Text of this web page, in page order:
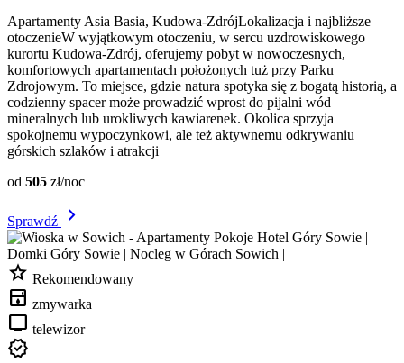
Apartamenty Asia Basia, Kudowa-ZdrójLokalizacja i najbliższe
otoczenieW wyjątkowym otoczeniu, w sercu uzdrowiskowego
kurortu Kudowa-Zdrój, oferujemy pobyt w nowoczesnych,
komfortowych apartamentach położonych tuż przy Parku
Zdrojowym. To miejsce, gdzie natura spotyka się z bogatą historią, a
codzienny spacer może prowadzić wprost do pijalni wód
mineralnych lub urokliwych kawiarenek. Okolica sprzyja
spokojnemu wypoczynkowi, ale też aktywnemu odkrywaniu
górskich szlaków i atrakcji
od 505 zł/noc
Sprawdź chevron_right
star Rekomendowany
dishwasher zmywarka
tv telewizor
verified